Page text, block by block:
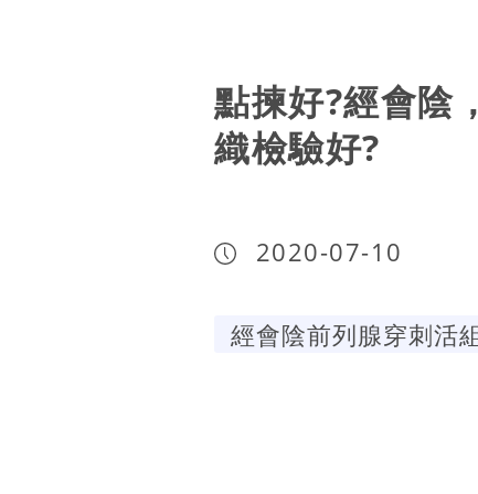
點揀好?經會陰
織檢驗好?
2020-07-10
經會陰前列腺穿刺活